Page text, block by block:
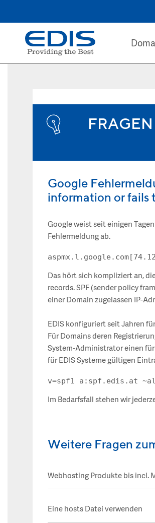
Google
information or fails
Google weist seit einigen
Fehlermeldung ab.
Das hört sich kompliziert an,
records. SPF (sender policy
einer Domain zugelassen IP-
EDIS konfiguriert seit Jahren
Für Domains deren
System-Administrator einen
für EDIS Systeme gültigen
Im Bedarfsfall stehen wir
Weitere Fragen
Webhosting Produkte bis incl.
Eine hosts Datei verwenden